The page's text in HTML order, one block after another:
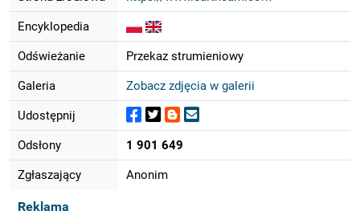
Encyklopedia
Odświeżanie Przekaz strumieniowy
Galeria Zobacz zdjęcia w galerii
Udostępnij
Odsłony 1 901 649
Zgłaszający Anonim
Reklama